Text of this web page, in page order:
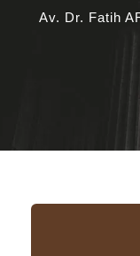
Av. Dr. Fatih